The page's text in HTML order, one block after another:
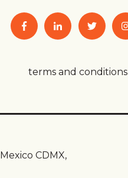
terms and conditions
CDMX,